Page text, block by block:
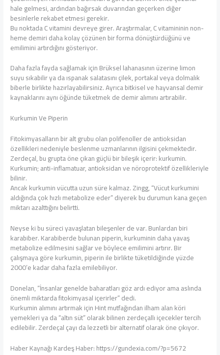
hale gelmesi, ardından bağırsak duvarından geçerken diğer
besinlerle rekabet etmesi gerekir.
Bu noktada C vitamini devreye girer. Araştırmalar, C vitamininin non-
heme demiri daha kolay çözünen bir forma dönüştürdüğünü ve
emilimini artırdığını gösteriyor.
Daha fazla fayda sağlamak için Brüksel lahanasının üzerine limon
suyu sıkabilir ya da ıspanak salatasını çilek, portakal veya dolmalık
biberle birlikte hazırlayabilirsiniz. Ayrıca bitkisel ve hayvansal demir
kaynaklarını aynı öğünde tüketmek de demir alımını artırabilir.
Kurkumin Ve Piperin
Fitokimyasalların bir alt grubu olan polifenoller de antioksidan
özellikleri nedeniyle beslenme uzmanlarının ilgisini çekmektedir.
Zerdeçal, bu grupta öne çıkan güçlü bir bileşik içerir: kurkumin.
Kurkumin; anti-inflamatuar, antioksidan ve nöroprotektif özellikleriyle
bilinir.
Ancak kurkumin vücutta uzun süre kalmaz. Zingg, “Vücut kurkumini
aldığında çok hızlı metabolize eder” diyerek bu durumun kana geçen
miktarı azalttığını belirtti.
Neyse ki bu süreci yavaşlatan bileşenler de var. Bunlardan biri
karabiber. Karabiberde bulunan piperin, kurkuminin daha yavaş
metabolize edilmesini sağlar ve böylece emilimini artırır. Bir
çalışmaya göre kurkumin, piperin ile birlikte tüketildiğinde yüzde
2000’e kadar daha fazla emilebiliyor.
Donelan, “İnsanlar genelde baharatları göz ardı ediyor ama aslında
önemli miktarda fitokimyasal içerirler” dedi.
Kurkumin alımını artırmak için Hint mutfağından ilham alan köri
yemekleri ya da “altın süt” olarak bilinen zerdeçallı içecekler tercih
edilebilir. Zerdeçal çayı da lezzetli bir alternatif olarak öne çıkıyor.
Haber Kaynağı Kardeş Haber: https://gundexia.com/?p=5672